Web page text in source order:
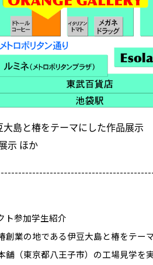
島と椿をテーマにした作品展示
ほか
ト参加学生紹介
創業の地である伊豆大島と椿をテー
舗（東京都八王子市）の工場見学を